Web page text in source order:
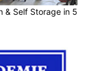
& Self Storage in 5